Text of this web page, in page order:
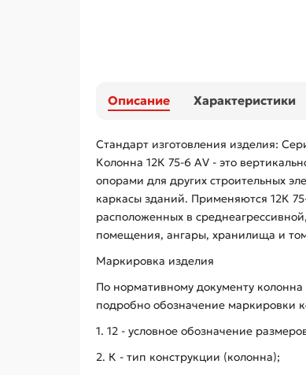
Описание Характеристики
Стандарт изготовления изделия:
Колонна 12К 75-6 АV - это
опорами для других строительных
каркасы зданий. Применяются 12К
расположенных в
помещения, ангары, хранилища и
Маркировка изделия
По нормативному документу
подробно обозначение маркировки
1. 12 - условное обозначение
2. К - тип конструкции (колонна);